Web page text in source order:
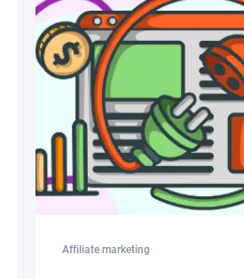
Affiliate marketing